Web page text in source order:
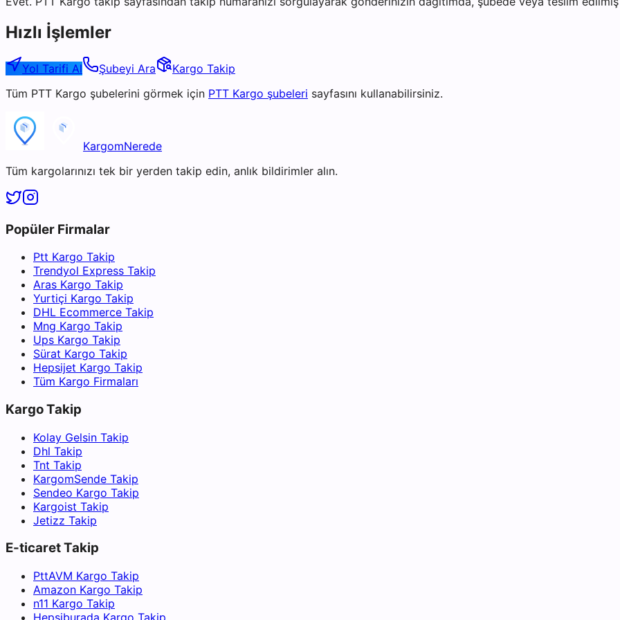
Hızlı İşlemler
Yol Tarifi Al Şubeyi Ara
Kargo Takip
Tüm PTT Kargo şubelerini görmek için PTT Kargo şubeleri sayfasını kullanabilirsiniz.
KargomNerede
Tüm kargolarınızı tek bir yerden takip edin, anlık bildirimler alın.
Popüler Firmalar
Ptt Kargo Takip
Trendyol Express Takip
Aras Kargo Takip
Yurtiçi Kargo Takip
DHL Ecommerce Takip
Mng Kargo Takip
Ups Kargo Takip
Sürat Kargo Takip
Hepsijet Kargo Takip
Tüm Kargo Firmaları
Kargo Takip
Kolay Gelsin Takip
Dhl Takip
Tnt Takip
KargomSende Takip
Sendeo Kargo Takip
Kargoist Takip
Jetizz Takip
E-ticaret Takip
PttAVM Kargo Takip
Amazon Kargo Takip
n11 Kargo Takip